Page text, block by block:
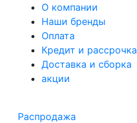
О компании
Наши бренды
Оплата
Кредит и рассрочка
Доставка и сборка
акции
Распродажа